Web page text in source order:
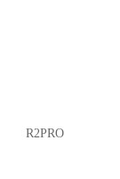
R2PRO